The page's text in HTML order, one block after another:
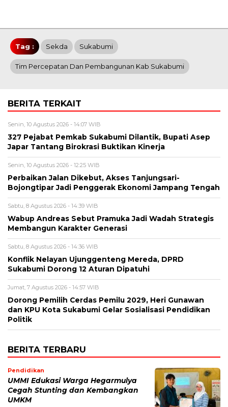
Tag : Sekda Sukabumi
Tim Percepatan Dan Pembangunan Kab Sukabumi
BERITA TERKAIT
Senin, 10 Agustus 2026 - 14:07 WIB
327 Pejabat Pemkab Sukabumi Dilantik, Bupati Asep
Japar Tantang Birokrasi Buktikan Kinerja
Senin, 10 Agustus 2026 - 12:25 WIB
Perbaikan Jalan Dikebut, Akses Tanjungsari-
Bojongtipar Jadi Penggerak Ekonomi Jampang Tengah
Sabtu, 8 Agustus 2026 - 14:39 WIB
Wabup Andreas Sebut Pramuka Jadi Wadah Strategis
Membangun Karakter Generasi ‎
Sabtu, 8 Agustus 2026 - 14:36 WIB
Konflik Nelayan Ujunggenteng Mereda, DPRD
Sukabumi Dorong 12 Aturan Dipatuhi
Jumat, 7 Agustus 2026 - 14:57 WIB
Dorong Pemilih Cerdas Pemilu 2029, Heri Gunawan
dan KPU Kota Sukabumi Gelar Sosialisasi Pendidikan
Politik
BERITA TERBARU
Pendidikan
UMMI Edukasi Warga Hegarmulya
Cegah Stunting dan Kembangkan
UMKM